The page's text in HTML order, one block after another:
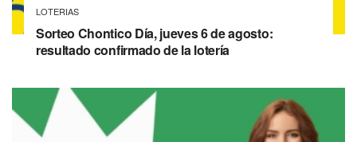
LOTERIAS
Sorteo Chontico Día, jueves 6 de agosto:
resultado confirmado de la lotería